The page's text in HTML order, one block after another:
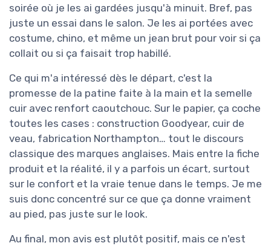
soirée où je les ai gardées jusqu'à minuit. Bref, pas
juste un essai dans le salon. Je les ai portées avec
costume, chino, et même un jean brut pour voir si ça
collait ou si ça faisait trop habillé.
Ce qui m'a intéressé dès le départ, c'est la
promesse de la patine faite à la main et la semelle
cuir avec renfort caoutchouc. Sur le papier, ça coche
toutes les cases : construction Goodyear, cuir de
veau, fabrication Northampton… tout le discours
classique des marques anglaises. Mais entre la fiche
produit et la réalité, il y a parfois un écart, surtout
sur le confort et la vraie tenue dans le temps. Je me
suis donc concentré sur ce que ça donne vraiment
au pied, pas juste sur le look.
Au final, mon avis est plutôt positif, mais ce n'est